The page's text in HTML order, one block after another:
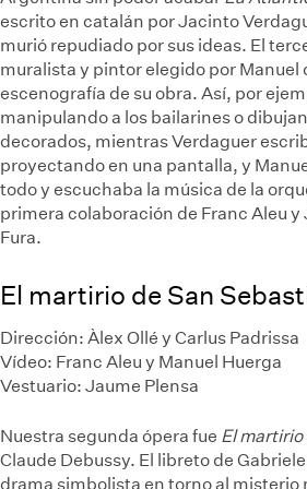
escrito en catalán por Jacinto
murió repudiado por sus ideas. El
muralista y pintor elegido por Manuel
escenografía de su obra. Así, por
manipulando a los bailarines o
decorados, mientras Verdaguer
proyectando en una pantalla, y
todo y escuchaba la música de la
primera colaboración de Franc Aleu y
Fura.
El martirio de San
Dirección: Àlex Ollé y Carlus Padrissa
Vídeo: Franc Aleu y Manuel Huerga
Vestuario: Jaume Plensa
Nuestra segunda ópera fue El martirio
Claude Debussy. El libreto de
drama simbolista en torno al misterio